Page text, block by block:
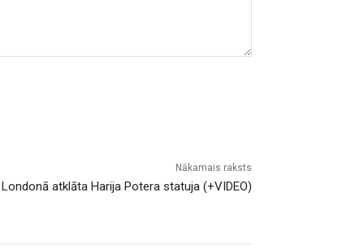
Nākamais raksts
Londonā atklāta Harija Potera statuja (+VIDEO)